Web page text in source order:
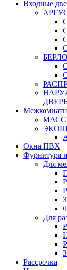
Входные
ДВЕРЬ
Окна ПВХ
Фурнитура
Для
Для
Рассрочка